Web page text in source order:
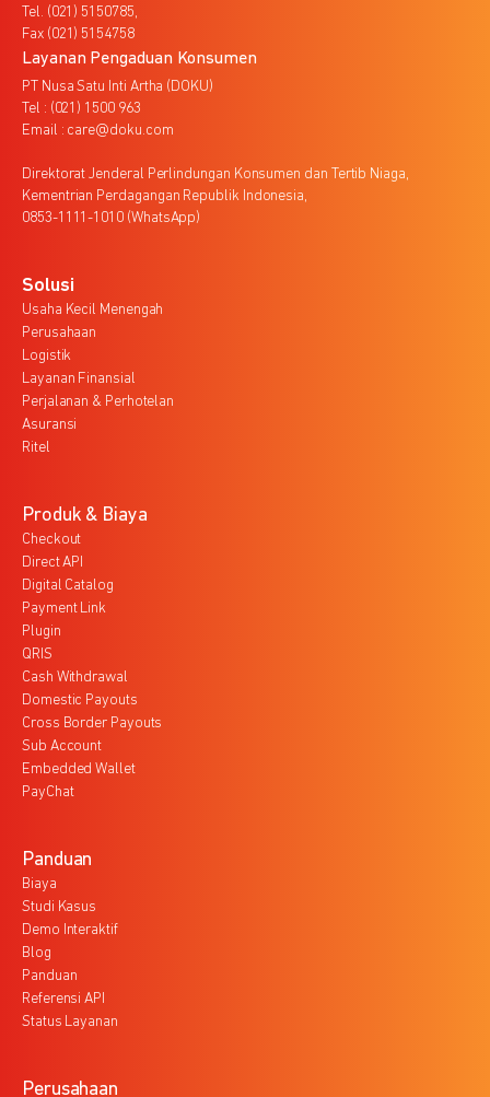
Tel. (021) 5150785,
Fax (021) 5154758
Layanan Pengaduan Konsumen
PT Nusa Satu Inti Artha (DOKU)
Tel : (021) 1500 963
Email : care@doku.com
Direktorat Jenderal Perlindungan Konsumen dan Tertib Niaga,
Kementrian Perdagangan Republik Indonesia,
0853-1111-1010 (WhatsApp)
Solusi
Usaha Kecil Menengah
Perusahaan
Logistik
Layanan Finansial
Perjalanan & Perhotelan
Asuransi
Ritel
Produk & Biaya
Checkout
Direct API
Digital Catalog
Payment Link
Plugin
QRIS
Cash Withdrawal
Domestic Payouts
Cross Border Payouts
Sub Account
Embedded Wallet
PayChat
Panduan
Biaya
Studi Kasus
Demo Interaktif
Blog
Panduan
Referensi API
Status Layanan
Perusahaan